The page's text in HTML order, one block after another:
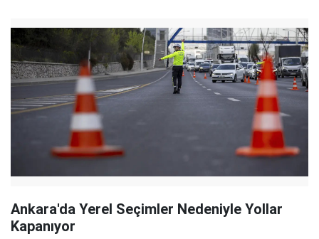
Ankara'da Yerel Seçimler Nedeniyle Yollar
Kapanıyor